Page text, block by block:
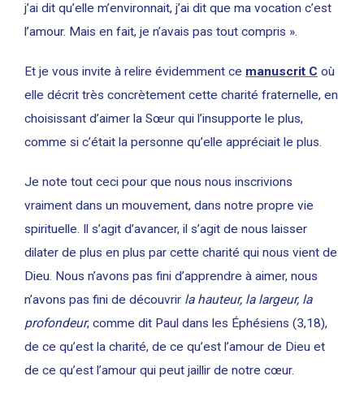
j’ai dit qu’elle m’environnait, j’ai dit que ma vocation c’est
l’amour. Mais en fait, je n’avais pas tout compris ».
Et je vous invite à relire évidemment ce manuscrit C où
elle décrit très concrètement cette charité fraternelle, en
choisissant d’aimer la Sœur qui l’insupporte le plus,
comme si c’était la personne qu’elle appréciait le plus.
Je note tout ceci pour que nous nous inscrivions
vraiment dans un mouvement, dans notre propre vie
spirituelle. Il s’agit d’avancer, il s’agit de nous laisser
dilater de plus en plus par cette charité qui nous vient de
Dieu. Nous n’avons pas fini d’apprendre à aimer, nous
n’avons pas fini de découvrir la hauteur, la largeur, la
profondeur, comme dit Paul dans les Éphésiens (3,18),
de ce qu’est la charité, de ce qu’est l’amour de Dieu et
de ce qu’est l’amour qui peut jaillir de notre cœur.